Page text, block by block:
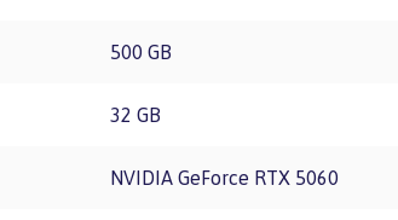
500 GB
32 GB
NVIDIA GeForce RTX 5060